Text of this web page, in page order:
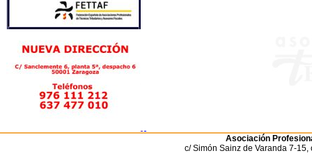
Asociación
c/ Simón Sainz de Varanda 7-